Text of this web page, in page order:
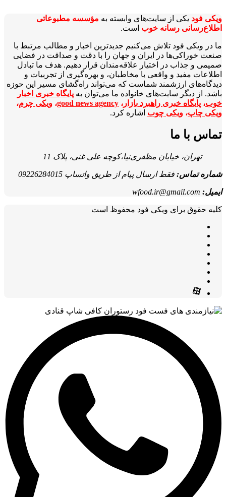
ویکی‌ فود یکی از سایت‌های وابسته به مؤسسه مطبوعاتی
اطلاع‌رسانی رسانه خوب است.
ما در ویکی‌ فود تلاش می‌کنیم جدیدترین اخبار و مطالب مرتبط با
صنعت خوراکی‌ها در ایران و جهان را با دقت و صداقت در فضایی
صمیمی و جذاب در اختیار علاقه‌مندان قرار دهیم. هدف ما تبادل
اطلاعات مفید و واقعی با مخاطبان، و بهره‌گیری از تجربیات و
دیدگاه‌های ارزشمند شماست که می‌تواند راه‌گشای مسیر این حوزه
باشد. از دیگر سایت‌های خانواده ما می‌توان به پایگاه خبری اخبار
خوب، پایگاه خبری راهبرد بازار ، good news agency، ویکی چرم،
ویکی چاپ، ویکی چوب اشاره کرد.
تماس با ما
تهران، خیابان مظفری‌نیا،کوچه علی غنی، پلاک 11
شماره تماس: فقط ارسال پیام از طریق واتساپ 09226284015
ایمیل: wfood.ir@gmail.com
کلیه حقوق برای ویکی فود محفوظ است